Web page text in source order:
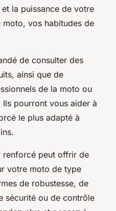
la puissance de votre
vos habitudes de
de consulter des
ainsi que de
de la moto ou
pourront vous aider à
le plus adapté à
renforcé peut offrir de
votre moto de type
de robustesse, de
sécurité ou de contrôle